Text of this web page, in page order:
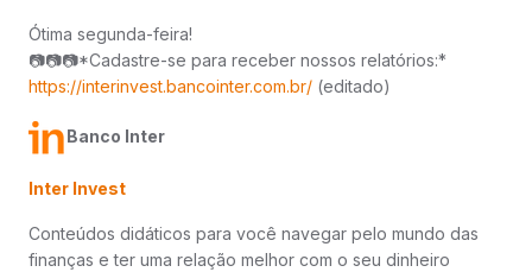
Ótima segunda-feira!
📷📷📷*Cadastre-se para receber nossos relatórios:*
https://interinvest.bancointer.com.br/ (editado)
Banco Inter
Inter Invest
Conteúdos didáticos para você navegar pelo mundo das
finanças e ter uma relação melhor com o seu dinheiro